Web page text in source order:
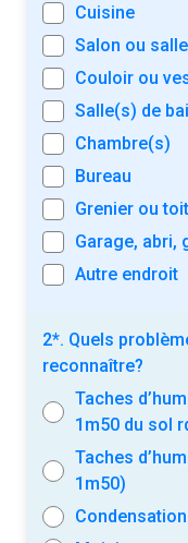
Cuisine
Salon ou
Couloir ou
Salle(s) de
Chambre(s)
Bureau
Grenier ou
Garage, abri,
Autre endroit
2*. Quels
reconnaître?
Taches
1m50 du sol
Taches
1m50)